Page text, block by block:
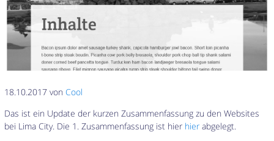
18.10.2017 vonCool
Das ist ein Update der kurzen Zusammenfassung zu den Websites
bei Lima City. Die 1. Zusammenfassung ist hier hier abgelegt.